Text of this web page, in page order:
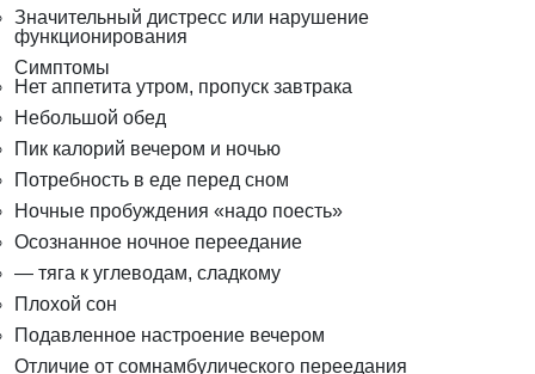
Значительный дистресс или нарушение
функционирования
Симптомы
Нет аппетита утром, пропуск завтрака
Небольшой обед
Пик калорий вечером и ночью
Потребность в еде перед сном
Ночные пробуждения «надо поесть»
Осознанное ночное переедание
— тяга к углеводам, сладкому
Плохой сон
Подавленное настроение вечером
Отличие от сомнамбулического переедания